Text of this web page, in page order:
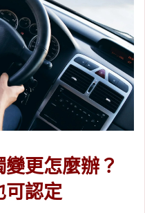
更怎麼辦？
可認定